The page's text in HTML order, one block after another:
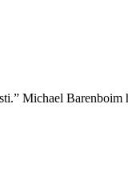
Michael